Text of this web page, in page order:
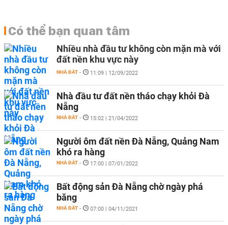
Có thể bạn quan tâm
Nhiều nhà đầu tư không còn mặn mà với
đất nền khu vực này
NHÀ ĐẤT - 11:09 | 12/09/2022
Nhà đầu tư đất nền tháo chạy khỏi Đà
Nẵng
NHÀ ĐẤT - 15:02 | 21/04/2022
Người ôm đất nền Đà Nẵng, Quảng Nam
khó ra hàng
NHÀ ĐẤT - 17:00 | 07/01/2022
Bất động sản Đà Nẵng chờ ngày phá
băng
NHÀ ĐẤT - 07:00 | 04/11/2021